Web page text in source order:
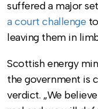
suffered a major
a court challenge
leaving them in
Scottish energy
the government is
verdict. „We